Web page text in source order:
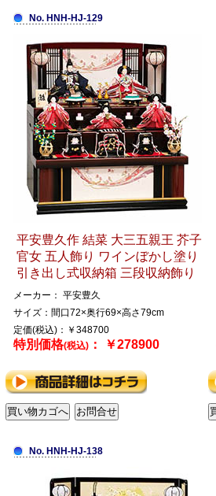
No. HNH-HJ-129
平安豊久作 結菜 大三五親王 芥子
官女 五人飾り ワインぼかし塗り
引き出し式収納箱 三段収納飾り
メーカー： 平安豊久
サイズ：間口72×奥行69×高さ79cm
定価(税込)：￥348700
特別価格(税込)： ￥278900
No. HNH-HJ-138